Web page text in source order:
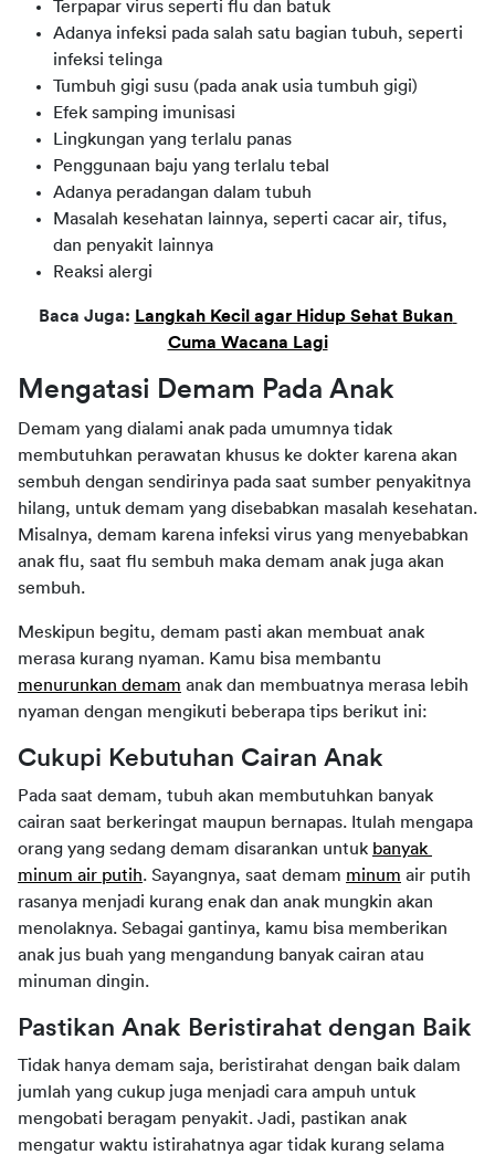
Terpapar virus seperti flu dan batuk
Adanya infeksi pada salah satu bagian tubuh, seperti
infeksi telinga
Tumbuh gigi susu (pada anak usia tumbuh gigi)
Efek samping imunisasi
Lingkungan yang terlalu panas
Penggunaan baju yang terlalu tebal
Adanya peradangan dalam tubuh
Masalah kesehatan lainnya, seperti cacar air, tifus,
dan penyakit lainnya
Reaksi alergi
Baca Juga: Langkah Kecil agar Hidup Sehat Bukan
Cuma Wacana Lagi
Mengatasi Demam Pada Anak
Demam yang dialami anak pada umumnya tidak
membutuhkan perawatan khusus ke dokter karena akan
sembuh dengan sendirinya pada saat sumber penyakitnya
hilang, untuk demam yang disebabkan masalah kesehatan.
Misalnya, demam karena infeksi virus yang menyebabkan
anak flu, saat flu sembuh maka demam anak juga akan
sembuh.
Meskipun begitu, demam pasti akan membuat anak
menurunkan demam anak dan membuatnya merasa lebih
nyaman dengan mengikuti beberapa tips berikut ini:
Cukupi Kebutuhan Cairan Anak
Pada saat demam, tubuh akan membutuhkan banyak
cairan saat berkeringat maupun bernapas. Itulah mengapa
orang yang sedang demam disarankan untuk banyak
minum air putih. Sayangnya, saat demam minum air putih
rasanya menjadi kurang enak dan anak mungkin akan
menolaknya. Sebagai gantinya, kamu bisa memberikan
anak jus buah yang mengandung banyak cairan atau
minuman dingin.
Pastikan Anak Beristirahat dengan Baik
Tidak hanya demam saja, beristirahat dengan baik dalam
jumlah yang cukup juga menjadi cara ampuh untuk
mengobati beragam penyakit. Jadi, pastikan anak
mengatur waktu istirahatnya agar tidak kurang selama